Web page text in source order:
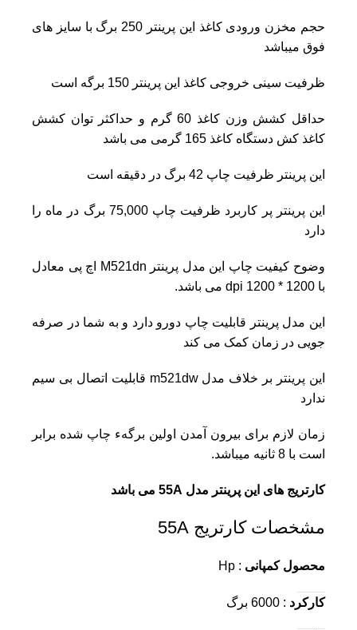
حجم مخزن ورودی کاغذ این پرینتر 250 برگ با سایز های
فوق میباشد
ظرفیت سینی خروجی کاغذ این پرینتر 150 برگه است
حداقل کشش وزن کاغذ 60 گرم و حداکثر توان کشش
کاغذ کش دستگاه کاغذ 165 گرمی می باشد
این پرینتر ظرفیت چاپ 42 برگ در دقیقه است
این پرینتر پر کاربرد ظرفیت چاپ 75,000 برگ در ماه را
دارد
وضوح کیفیت چاپ این مدل پرینتر M521dn اچ پی معادل
با 1200 * 1200 dpi می باشد.
این مدل پرینتر قابلیت چاپ دورو دارد و به شما در صرفه
جویی در زمان کمک می کند
این پرینتر بر خلاف مدل m521dw قابلیت اتصال بی سیم
ندارد
زمان لازم برای بیرون آمدن اولین برگهء چاپ شده برابر
است با 8 ثانیه میباشد.
کارتریج های این پرینتر مدل 55A می باشد
مشخصات کارتریج 55A
محصول کمپانی : Hp
کارکرد : 6000 برگ